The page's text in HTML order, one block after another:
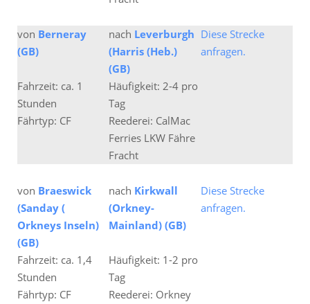
von Berneray
(GB)
nach Leverburgh
(Harris (Heb.)
(GB)
Diese Strecke
anfragen.
Fahrzeit: ca. 1
Stunden
Häufigkeit: 2-4 pro
Tag
Fährtyp: CF
Reederei: CalMac
Ferries LKW Fähre
Fracht
von Braeswick
(Sanday (
Orkneys Inseln)
(GB)
nach Kirkwall
(Orkney-
Mainland) (GB)
Diese Strecke
anfragen.
Fahrzeit: ca. 1,4
Stunden
Häufigkeit: 1-2 pro
Tag
Fährtyp: CF
Reederei: Orkney